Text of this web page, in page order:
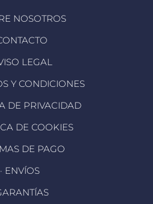
NOSOTROS
LEGAL
Y CONDICIONES
DE PRIVACIDAD
DE COOKIES
DE PAGO
· ENVÍOS